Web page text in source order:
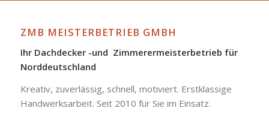
ZMB MEISTERBETRIEB GMBH
Ihr Dachdecker -und Zimmerermeisterbetrieb für
Norddeutschland
Kreativ, zuverlässig, schnell, motiviert. Erstklassige
Handwerksarbeit. Seit 2010 für Sie im Einsatz.